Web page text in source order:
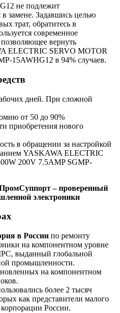
не подлежит
замене. Задавшись целью
трат, обратитесь в
современное
вернуть
ELECTRIC SERVO MOTOR
15AWHG12 в 94% случаев.
дней. При сложной
от 50 до 90%
приобретения нового
в обращении за настройкой
YASKAWA ELECTRIC
200V 7.5AMP SGMP-
– проверенный
электроники
в России по ремонту
на компонентном уровне
выданный глобальной
промышленности.
на компонентном
более 2 тысяч
как представители малого
России.